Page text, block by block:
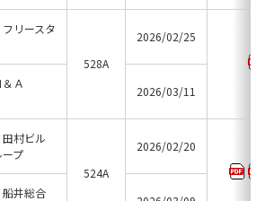
フリースタ
528A
2026/02/25
Ａ
2026/03/11
田村ビル
ープ
524A
2026/02/20
船井総合